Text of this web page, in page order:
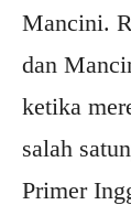
Mancini.
dan
ketika
salah
Primer